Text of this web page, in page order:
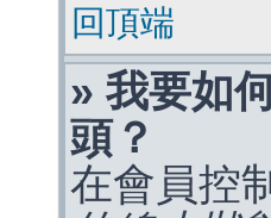
回頂端
» 我要如
頭？
在會員控